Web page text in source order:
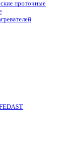
проточные